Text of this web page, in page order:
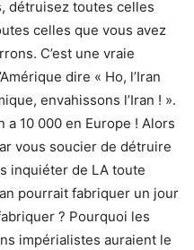
détruisez toutes celles
celles que vous avez
C’est une vraie
dire « Ho, l’Iran
envahissons l’Iran ! ».
a 10 000 en Europe ! Alors
vous soucier de détruire
inquiéter de LA toute
pourrait fabriquer un jour
? Pourquoi les
impérialistes auraient le